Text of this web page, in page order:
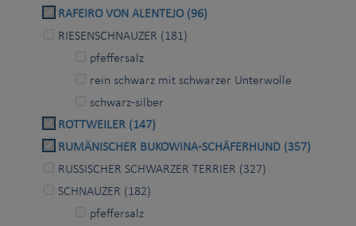
RAFEIRO VON ALENTEJO (96)
RIESENSCHNAUZER (181)
pfeffersalz
rein schwarz mit schwarzer Unterwolle
schwarz-silber
ROTTWEILER (147)
RUMÄNISCHER BUKOWINA-SCHÄFERHUND (357)
RUSSISCHER SCHWARZER TERRIER (327)
SCHNAUZER (182)
pfeffersalz